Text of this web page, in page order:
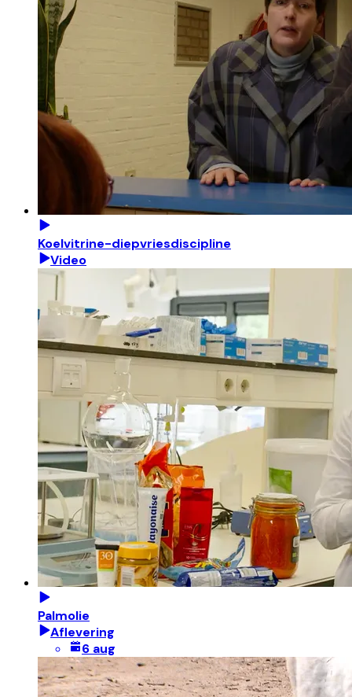
Koelvitrine-diepvriesdiscipline
Video
Palmolie
Aflevering
6 aug